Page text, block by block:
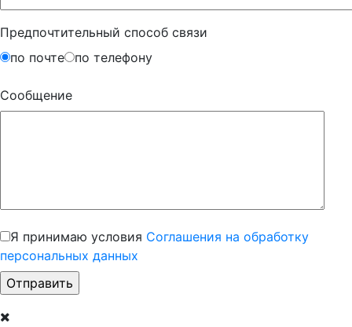
Предпочтительный способ связи
по почте
по телефону
Сообщение
Я принимаю условия Соглашения на обработку
персональных данных